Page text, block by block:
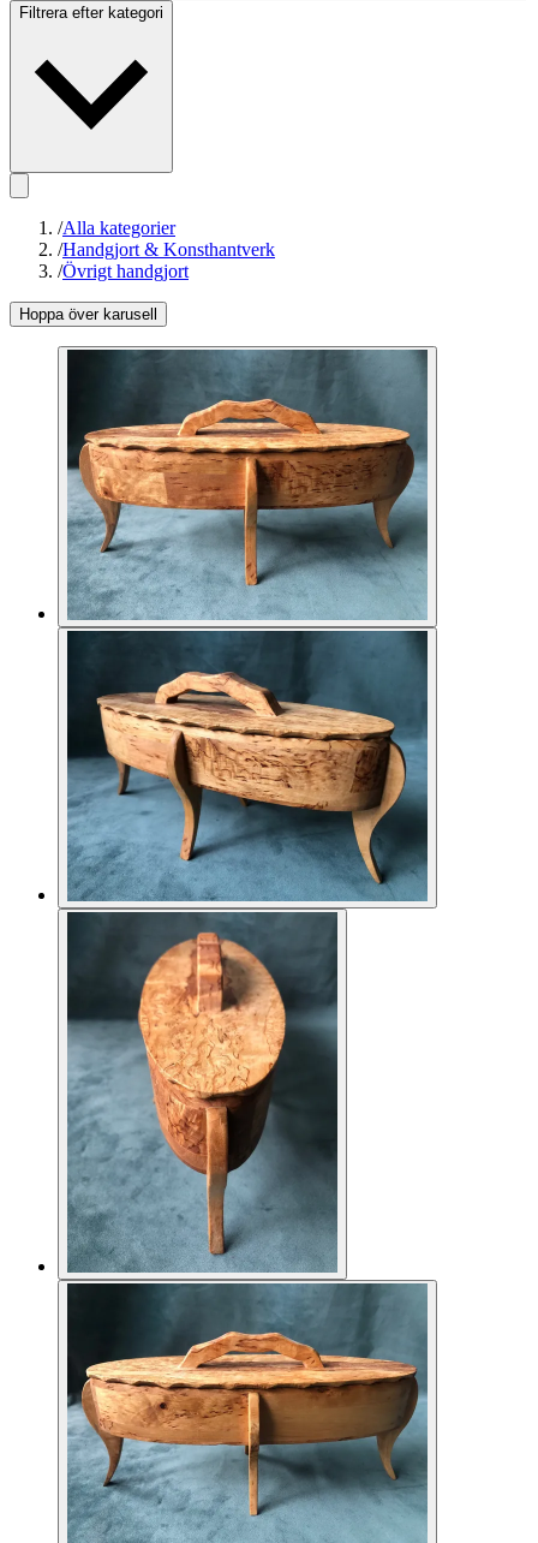
Filtrera efter kategori
/Alla kategorier
/Handgjort & Konsthantverk
/Övrigt handgjort
Hoppa över karusell